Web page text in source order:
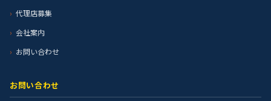
代理店募集
会社案内
お問い合わせ
お問い合わせ